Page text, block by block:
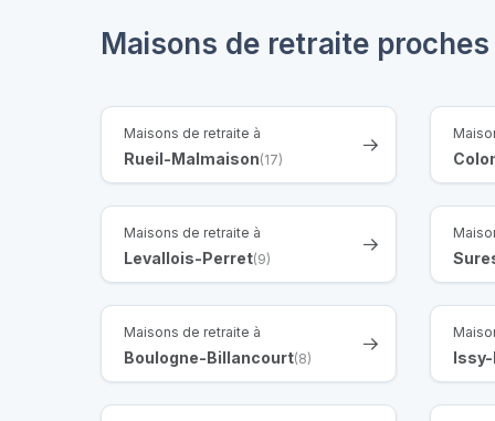
Maisons de retraite
Maisons de retraite à
Rueil-Malmaison(17)
Maisons de retraite à
Levallois-Perret(9)
Maisons de retraite à
Boulogne-Billancourt(8)